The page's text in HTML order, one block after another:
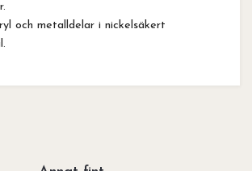
och metalldelar i nickelsäkert